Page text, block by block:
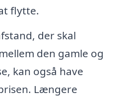
flytte.
der skal
den gamle og
kan også have
Længere